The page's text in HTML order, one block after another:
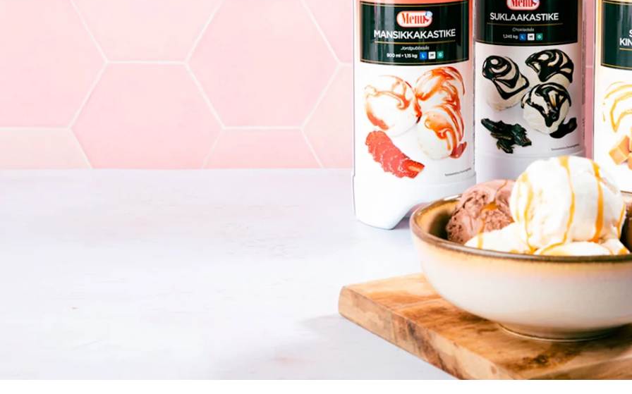
Jäätelökesä – panosta
nosta katetta!